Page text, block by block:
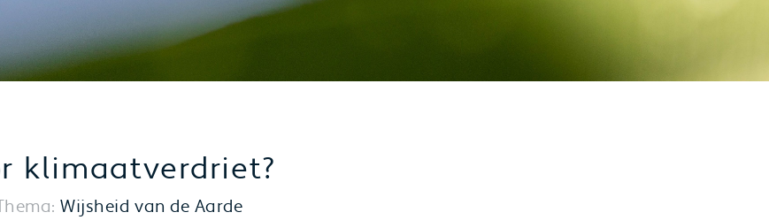
klimaatverdriet?
Wijsheid van de Aarde